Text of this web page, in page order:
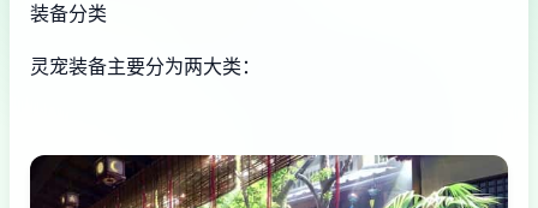
装备分类
灵宠装备主要分为两大类：